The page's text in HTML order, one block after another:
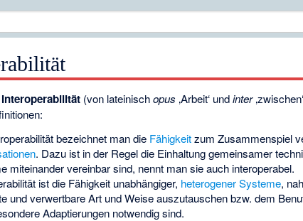
Interoperabilität (von lateinischopus ‚Arbeit‘ undinter
bezeichnet man die Fähigkeitzum Zusammenspiel
. Dazu ist in der Regel die Einhaltung gemeinsamer
miteinander vereinbar sind, nennt man sie auch interoperabel.
ist die Fähigkeit unabhängiger, heterogener Systeme,
und verwertbare Art und Weise auszutauschen bzw. dem
Adaptierungen notwendig sind.